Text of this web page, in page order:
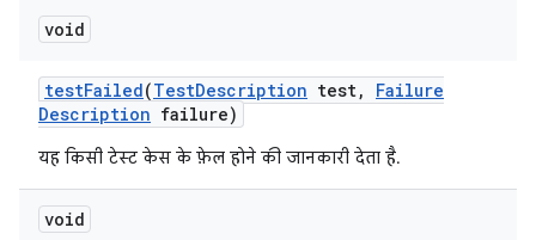
void
testFailed(TestDescription test,
Failure
Description failure)
यह किसी टेस्ट केस के फ़ेल होने की जानकारी देता है.
void